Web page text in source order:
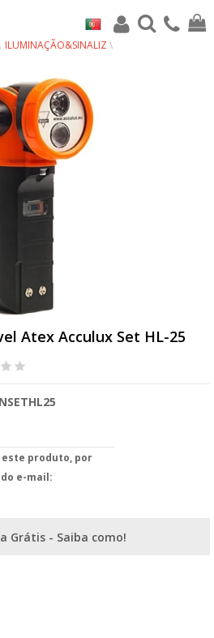
ILUMINAÇÃO&SINALIZ
Atex Acculux Set HL-25
produto, por
e-mail:
Grátis - Saiba como!